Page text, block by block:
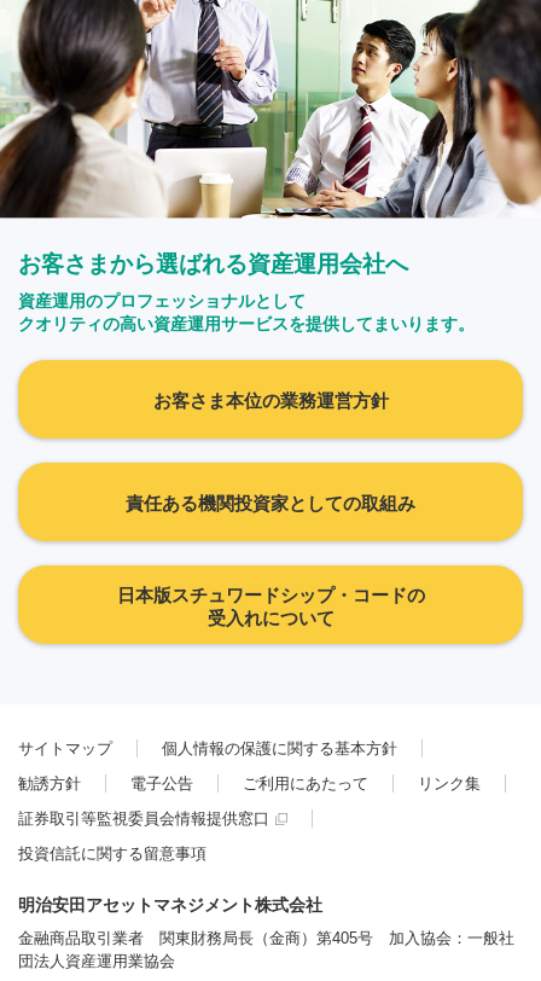
お客さまから選ばれる資産運用会社へ
資産運用のプロフェッショナルとして
クオリティの高い資産運用サービスを提供してまいります。
お客さま本位の業務運営方針
責任ある機関投資家としての取組み
日本版スチュワードシップ・コードの
受入れについて
サイトマップ
個人情報の保護に関する基本方針
勧誘方針
電子公告 ご利用にあたって
リンク集
証券取引等監視委員会情報提供窓口
投資信託に関する留意事項
明治安田アセットマネジメント株式会社
金融商品取引業者 関東財務局長（金商）第405号 加入協会：一般社
団法人資産運用業協会